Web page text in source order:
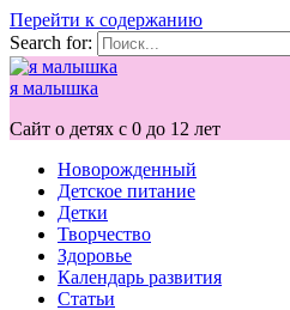
Перейти к содержанию
Search for:
я малышка
Сайт о детях с 0 до 12 лет
Новорожденный
Детское питание
Детки
Творчество
Здоровье
Календарь развития
Статьи